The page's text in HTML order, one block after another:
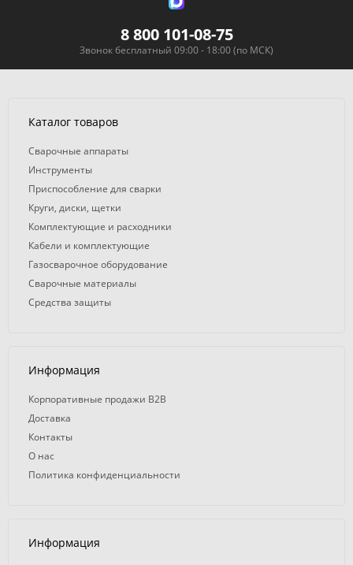
8 800 101-08-75
Звонок бесплатный 09:00 - 18:00 (по МСК)
Каталог товаров
Сварочные аппараты
Инструменты
Приспособление для сварки
Круги, диски, щетки
Комплектующие и расходники
Кабели и комплектующие
Газосварочное оборудование
Сварочные материалы
Средства защиты
Информация
Корпоративные продажи B2B
Доставка
Контакты
О нас
Политика конфиденциальности
Информация